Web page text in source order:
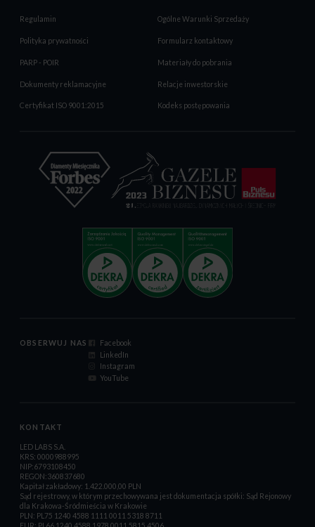
Regulamin Ogólne Warunki Sprzedaży
Polityka prywatności Formularz kontaktowy
PARP - POIR Materiały do pobrania
Dokumenty reklamacyjne Relacje inwestorskie
Certyfikat ISO 9001:2015 Kodeks postępowania
OBSERWUJ NAS
Facebook
LinkedIn
Instagram
YouTube
KONTAKT
LED LABS S.A.
KRS: 0000988995
NIP:6793108450
REGON:360837680
Kapitał zakładowy: 1.422.000,00 PLN
Sąd rejestrowy, w którym przechowywana jest dokumentacja spółki: Sąd Rejonowy
dla Krakowa-Śródmieścia w Krakowie
PLN: PL75 1240 4588 1111 0011 5318 8711